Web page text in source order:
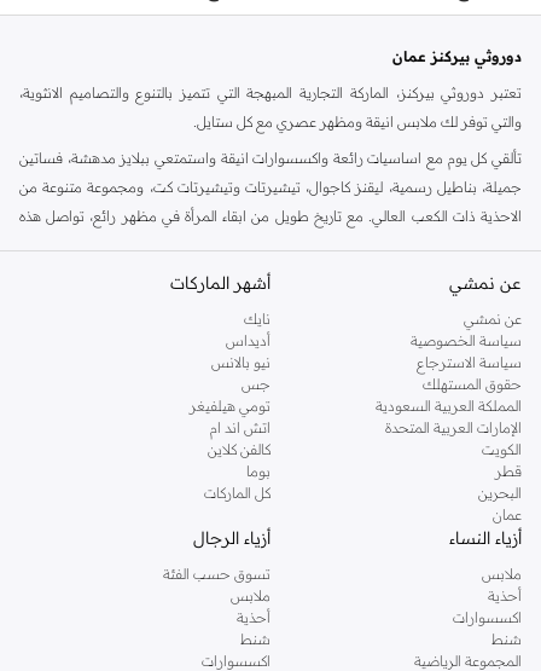
دوروثي بيركنز عمان
تعتبر دوروثي بيركنز، الماركة التجارية المبهجة التي تتميز بالتنوع والتصاميم الانثوية،
والتي توفر لك ملابس انيقة ومظهر عصري مع كل ستايل.
تألقي كل يوم مع اساسيات رائعة واكسسوارات انيقة واستمتعي ببلايز مدهشة، فساتين
جميلة، بناطيل رسمية، ليقنز كاجوال، تيشيرتات وتيشيرتات كت، ومجموعة متنوعة من
الاحذية ذات الكعب العالي. مع تاريخ طويل من ابقاء المرأة في مظهر رائع، تواصل هذه
كنت تقومين بتجديد خزانة ملابسك الملائمة للعمل، البحث عن فستان مثالي للحفلات او
تفضلين ملابس مريحة في عطلة نهاية الاسبوع، فمن المؤكد انك ستجدين ما تحتاجين
اليه.
تسوقي دوروثي بيركنز اون لاين مسقط
تسوقي دوروثي بيركنز اون لاين من نمشي واستمتعي باكثر من الف ستايل من مجموعة
دوروثي بيركنز الشهيرة. تصفحي المجموعة كاملة في متجر دوروثي بيركنز اون لاين او
استخدمي القائمة لتحديد تجربة تسوق دوروثي بيركنز اون لاين. خدمة التوصيل السريعة
والدعم الاستثنائي يضمن لك تجربة تسوق ممتعة دائما مع نمشي.
عن نمشي
عن نمشي
سياسة الخصوصية
سياسة الاسترجاع
حقوق المستهلك
المملكة العربية السعودية
الإمارات العربية المتحدة
الكويت
قطر
البحرين
عمان
أشهر الماركات
نايك
أديداس
نيو بالانس
جس
تومي هيلفيغر
اتش اند ام
كالفن كلاين
بوما
كل الماركات
أزياء النساء
ملابس
أحذية
اكسسوارات
شنط
المجموعة الرياضية
أزياء الرجال
تسوق حسب الفئة
ملابس
أحذية
شنط
اكسسوارات